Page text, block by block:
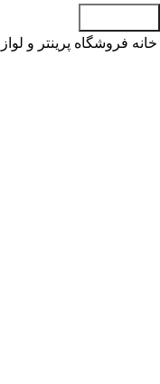
خانه فروشگاه پرینتر و